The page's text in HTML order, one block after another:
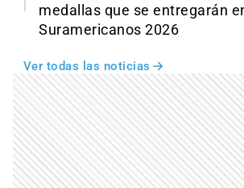
medallas que se entregarán
Suramericanos 2026
Ver todas las noticias